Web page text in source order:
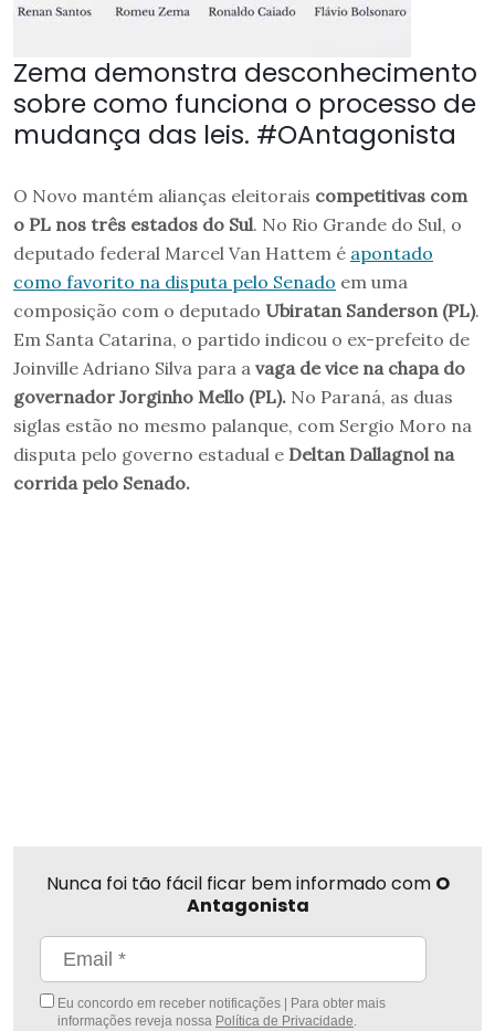
Zema demonstra desconhecimento
sobre como funciona o processo de
mudança das leis. #OAntagonista
O Novo mantém alianças eleitorais competitivas com
o PL nos três estados do Sul. No Rio Grande do Sul, o
deputado federal Marcel Van Hattem é apontado
como favorito na disputa pelo Senado em uma
composição com o deputado Ubiratan Sanderson (PL).
Em Santa Catarina, o partido indicou o ex-prefeito de
Joinville Adriano Silva para a vaga de vice na chapa do
governador Jorginho Mello (PL). No Paraná, as duas
siglas estão no mesmo palanque, com Sergio Moro na
disputa pelo governo estadual e Deltan Dallagnol na
corrida pelo Senado.
Nunca foi tão fácil ficar bem informado com O
Antagonista
Eu concordo em receber notificações | Para obter mais
informações reveja nossa Política de Privacidade.